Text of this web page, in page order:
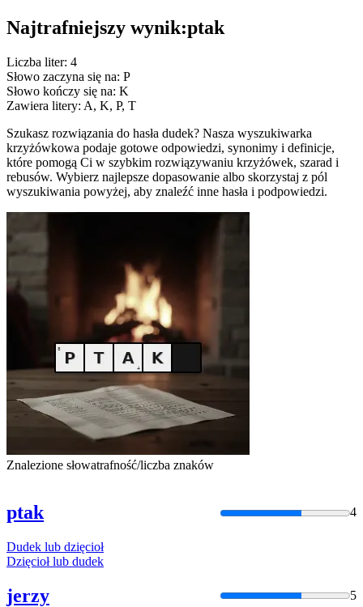
Najtrafniejszy wynik:ptak
Liczba liter: 4
Słowo zaczyna się na: P
Słowo kończy się na: K
Zawiera litery: A, K, P, T
Szukasz rozwiązania do hasła dudek? Nasza wyszukiwarka
krzyżówkowa podaje gotowe odpowiedzi, synonimy i definicje,
które pomogą Ci w szybkim rozwiązywaniu krzyżówek, szarad i
rebusów. Wybierz najlepsze dopasowanie albo skorzystaj z pól
wyszukiwania powyżej, aby znaleźć inne hasła i podpowiedzi.
Znalezione słowatrafność/liczba znaków
ptak 4
Dudek lub dzięcioł
Dzięcioł lub dudek
jerzy 5